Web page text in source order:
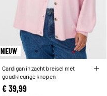
NIEUW
Cardigan in zacht breisel met
goudkleurige knopen
€ 39,99